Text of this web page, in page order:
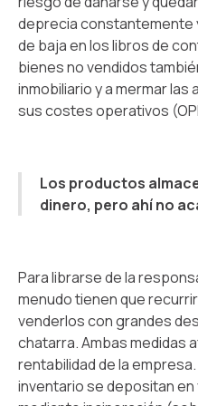
deprecia constantemente
de baja en los libros de
bienes no vendidos
inmobiliario y a mermar
sus costes operativos
Los productos
dinero, pero ahí no
Para librarse de la
menudo tienen que
venderlos con grandes
chatarra. Ambas medidas
rentabilidad de la
inventario se depositan